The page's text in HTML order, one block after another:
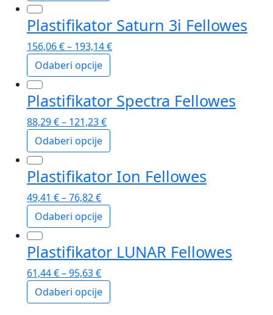
Ovaj
proizvod
ima
više
varijanti.
Opcije
se
mogu
odabrati
na
stranici
proizvoda
Plastifikator Saturn 3i Fellowes
156,06€– 193,14€
Odaberi opcije
Ovaj
proizvod
ima
više
varijanti.
Opcije
se
mogu
odabrati
na
stranici
proizvoda
Plastifikator Spectra Fellowes
88,29€– 121,23€
Odaberi opcije
Ovaj
proizvod
ima
više
varijanti.
Opcije
se
mogu
odabrati
na
stranici
Plastifikator Ion Fellowes
49,41 €–76,82€
Odaberi opcije
Ovaj
proizvod
ima
više
varijanti.
Opcije
Plastifikator LUNAR Fellowes
61,44€–95,63€
Odaberi opcije